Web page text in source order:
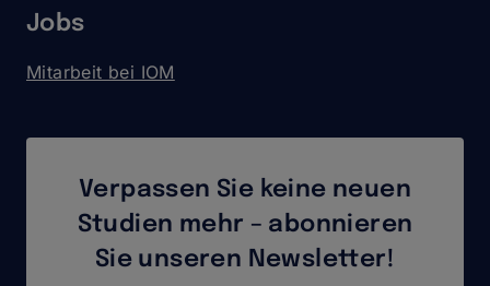
Jobs
Mitarbeit bei IOM
Verpassen Sie keine neuen
Studien mehr – abonnieren
Sie unseren Newsletter!